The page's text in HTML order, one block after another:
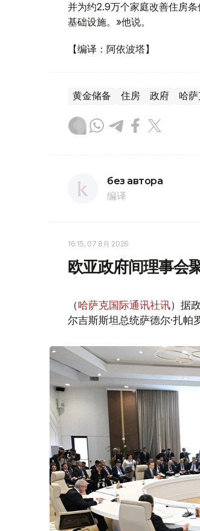
并为约2.9万个家庭改善住房
基础设施。»他说。
【编译：阿依波塔】
黄金储备 住房 政府 哈
без автора
编译
16:15, 07 8月 2026
欧亚政府间理事会
（哈萨克国际通讯社讯）据
尔吉斯斯坦总统萨德尔·扎帕